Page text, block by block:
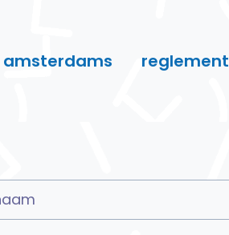
amsterdams reglement